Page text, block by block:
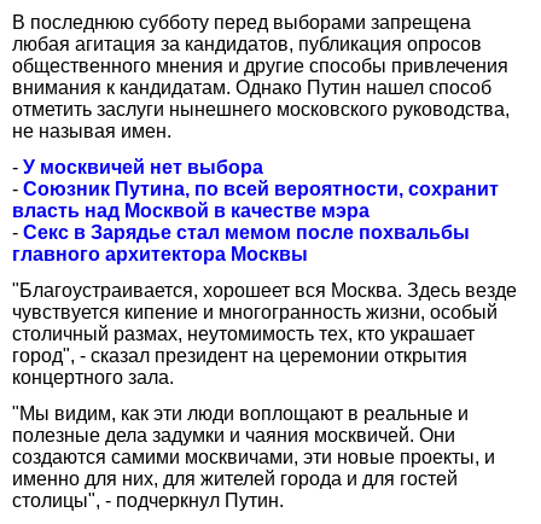
В последнюю субботу перед выборами запрещена
любая агитация за кандидатов, публикация опросов
общественного мнения и другие способы привлечения
внимания к кандидатам. Однако Путин нашел способ
отметить заслуги нынешнего московского руководства,
не называя имен.
- У москвичей нет выбора
- Союзник Путина, по всей вероятности, сохранит
власть над Москвой в качестве мэра
- Секс в Зарядье стал мемом после похвальбы
главного архитектора Москвы
"Благоустраивается, хорошеет вся Москва. Здесь везде
чувствуется кипение и многогранность жизни, особый
столичный размах, неутомимость тех, кто украшает
город", - сказал президент на церемонии открытия
концертного зала.
"Мы видим, как эти люди воплощают в реальные и
полезные дела задумки и чаяния москвичей. Они
создаются самими москвичами, эти новые проекты, и
именно для них, для жителей города и для гостей
столицы", - подчеркнул Путин.